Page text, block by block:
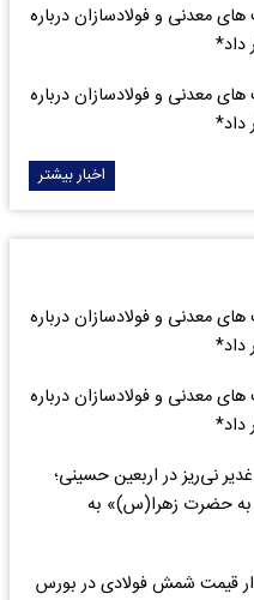
معدنی و فولادسازان درباره
معدنی و فولادسازان درباره
اخبار بیشتر
معدنی و فولادسازان درباره
معدنی و فولادسازان درباره
نی‌ریز در اربعین حسینی؛
حضرت زهرا(س)» به
قیمت شمش فولادی در بورس